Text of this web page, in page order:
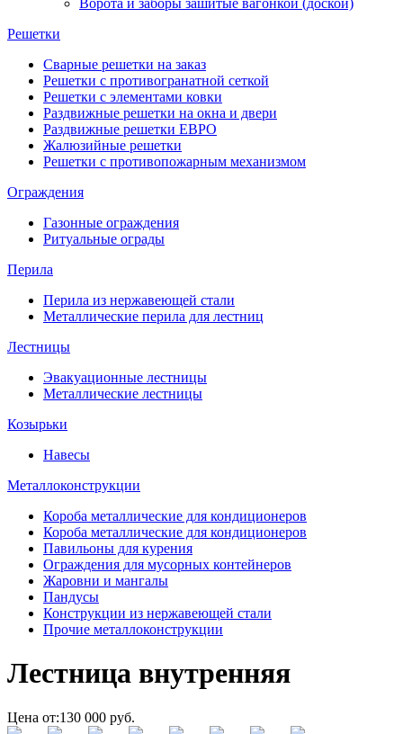
Ворота и заборы зашитые вагонкой (доской)
Решетки
Сварные решетки на заказ
Решетки с противогранатной сеткой
Решетки с элементами ковки
Раздвижные решетки на окна и двери
Раздвижные решетки ЕВРО
Жалюзийные решетки
Решетки с противопожарным механизмом
Ограждения
Газонные ограждения
Ритуальные ограды
Перила
Перила из нержавеющей стали
Металлические перила для лестниц
Лестницы
Эвакуационные лестницы
Металлические лестницы
Козырьки
Навесы
Металлоконструкции
Короба металлические для кондиционеров
Короба металлические для кондиционеров
Павильоны для курения
Ограждения для мусорных контейнеров
Жаровни и мангалы
Пандусы
Конструкции из нержавеющей стали
Прочие металлоконструкции
Лестница внутренняя
Цена от:130 000 руб.